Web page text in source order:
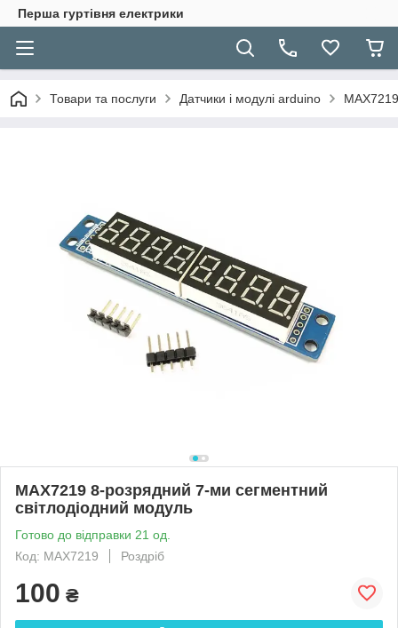
Перша гуртівня електрики
Товари та послуги Датчики і модулі arduino
MAX7219 8-розрядний 7-ми сегментний
світлодіодний модуль
Готово до відправки 21 од.
Код: MAX7219
Роздріб
100 ₴